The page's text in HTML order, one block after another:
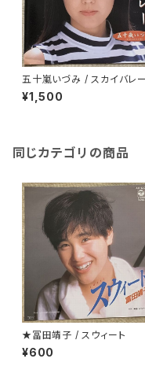
五十嵐いづみ / スカイバレー
¥1,500
同じカテゴリの商品
★冨田靖子 / スウィート
¥600